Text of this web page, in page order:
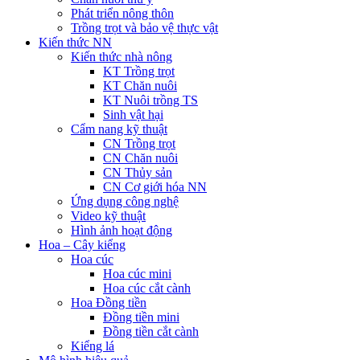
Phát triển nông thôn
Trồng trọt và bảo vệ thực vật
Kiến thức NN
Kiến thức nhà nông
KT Trồng trọt
KT Chăn nuôi
KT Nuôi trồng TS
Sinh vật hại
Cẩm nang kỹ thuật
CN Trồng trọt
CN Chăn nuôi
CN Thủy sản
CN Cơ giới hóa NN
Ứng dụng công nghệ
Video kỹ thuật
Hình ảnh hoạt động
Hoa – Cây kiểng
Hoa cúc
Hoa cúc mini
Hoa cúc cắt cành
Hoa Đồng tiền
Đồng tiền mini
Đồng tiền cắt cành
Kiểng lá